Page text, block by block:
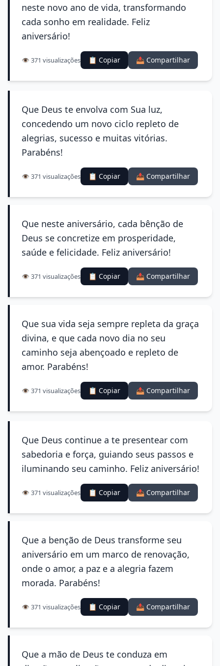
neste novo ano de vida, transformando
cada sonho em realidade. Feliz
aniversário!
👁️ 371 visualizações 📋 Copiar 📤 Compartilhar
Que Deus te envolva com Sua luz,
concedendo um novo ciclo repleto de
alegrias, sucesso e muitas vitórias.
Parabéns!
👁️ 371 visualizações 📋 Copiar 📤 Compartilhar
Que neste aniversário, cada bênção de
Deus se concretize em prosperidade,
saúde e felicidade. Feliz aniversário!
👁️ 371 visualizações 📋 Copiar 📤 Compartilhar
Que sua vida seja sempre repleta da graça
divina, e que cada novo dia no seu
caminho seja abençoado e repleto de
amor. Parabéns!
👁️ 371 visualizações 📋 Copiar 📤 Compartilhar
Que Deus continue a te presentear com
sabedoria e força, guiando seus passos e
iluminando seu caminho. Feliz aniversário!
👁️ 371 visualizações 📋 Copiar 📤 Compartilhar
Que a benção de Deus transforme seu
aniversário em um marco de renovação,
onde o amor, a paz e a alegria fazem
morada. Parabéns!
👁️ 371 visualizações 📋 Copiar 📤 Compartilhar
Que a mão de Deus te conduza em